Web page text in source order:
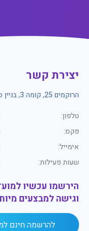
יצירת קשר
הרוקמים 25, קומה 3, בניין סאדאב – מרכז עסקים חולון
טלפון:
פקס:
אימייל:
שעות פעילות:
הירשמו עכשיו
וגישה למבצעים
להרשמה חינם